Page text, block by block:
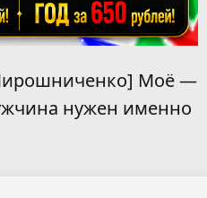
Моё —
нужен именно